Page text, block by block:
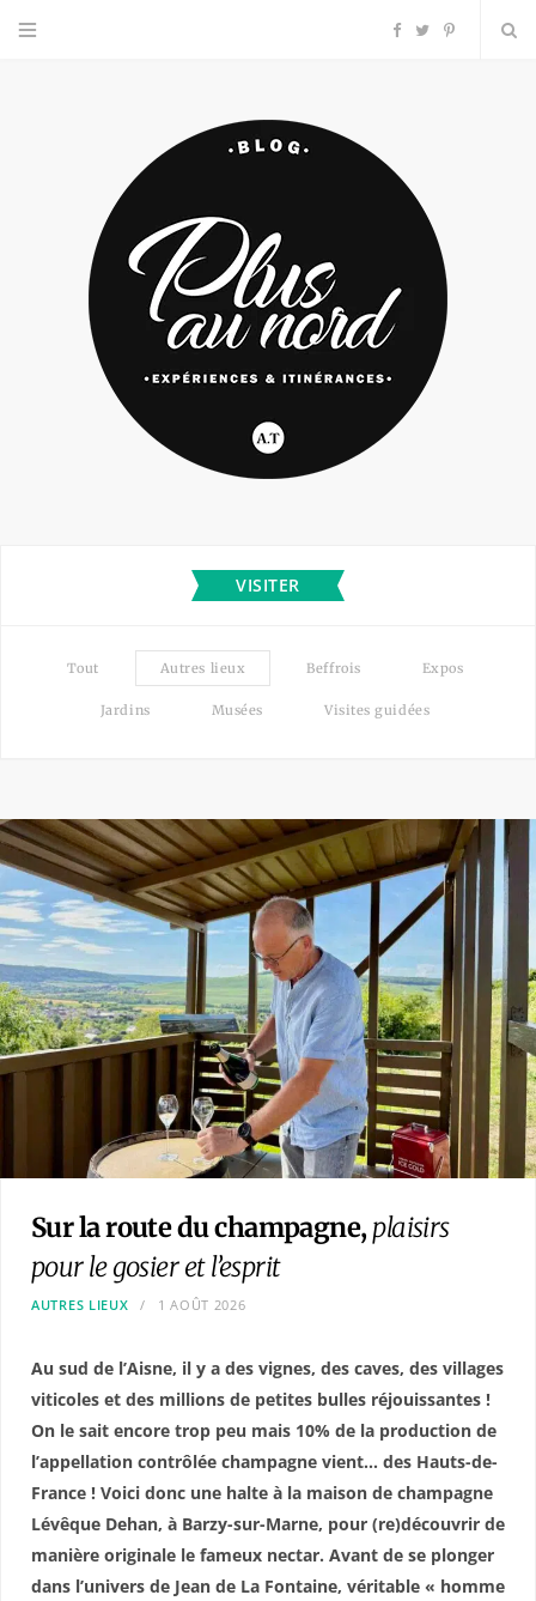
F P
VISITER
Tout Autres lieux Beffrois Expos
Jardins Musées Visites guidées
Sur la route du champagne, plaisirs
pour le gosier et l’esprit
AUTRES LIEUX 1 AOÛT 2026
Au sud de l’Aisne, il y a des vignes, des caves, des villages
viticoles et des millions de petites bulles réjouissantes !
On le sait encore trop peu mais 10% de la production de
l’appellation contrôlée champagne vient… des Hauts-de-
France ! Voici donc une halte à la maison de champagne
Lévêque Dehan, à Barzy-sur-Marne, pour (re)découvrir de
manière originale le fameux nectar. Avant de se plonger
dans l’univers de Jean de La Fontaine, véritable « homme